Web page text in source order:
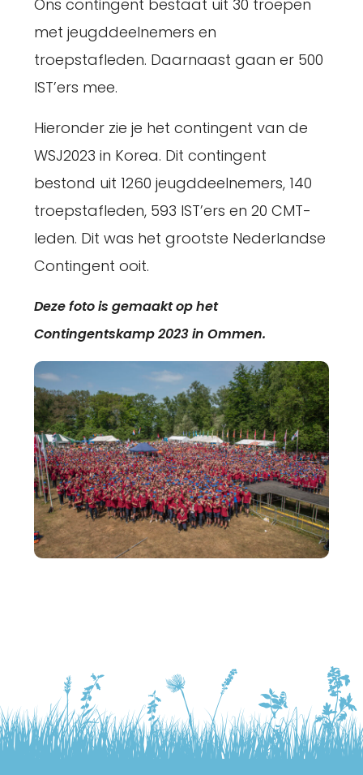
Ons contingent bestaat uit 30 troepen
met jeugddeelnemers en
troepstafleden. Daarnaast gaan er 500
IST’ers mee.
Hieronder zie je het contingent van de
WSJ2023 in Korea. Dit contingent
bestond uit 1260 jeugddeelnemers, 140
troepstafleden, 593 IST’ers en 20 CMT-
leden. Dit was het grootste Nederlandse
Contingent ooit.
Deze foto is gemaakt op het
Contingentskamp 2023 in Ommen.